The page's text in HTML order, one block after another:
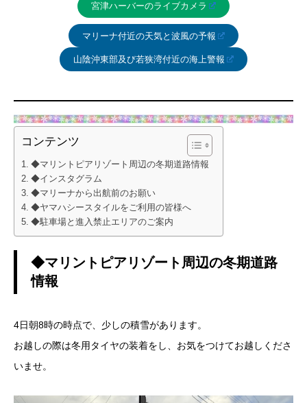
宮津ハーバーのライブカメラ
マリーナ付近の天気と波風の予報
山陰沖東部及び若狭湾付近の海上警報
コンテンツ
◆マリントピアリゾート周辺の冬期道路情報
◆インスタグラム
◆マリーナから出航前のお願い
◆ヤマハシースタイルをご利用の皆様へ
◆駐車場と進入禁止エリアのご案内
◆マリントピアリゾート周辺の冬期道路
情報
4日朝8時の時点で、少しの積雪があります。
お越しの際は冬用タイヤの装着をし、お気をつけてお越しくださ
いませ。